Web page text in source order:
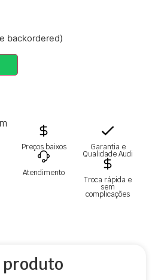
produto
backordered)
Preços baixos
Atendimento
Garantia e
Qualidade Audi
Troca rápida e
sem
complicações